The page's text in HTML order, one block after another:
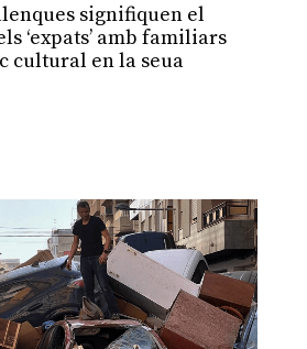
signifiquen el
‘expats’ amb familiars
cultural en la seua